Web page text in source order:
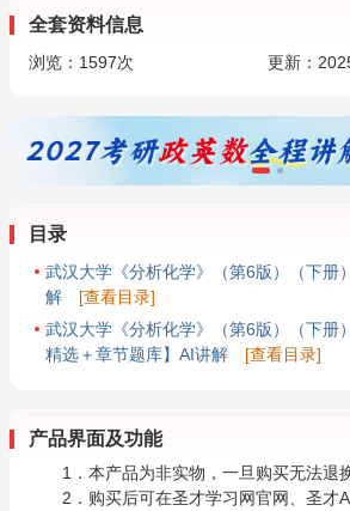
全套资料信息
浏览： 1597次 更新：
目录
武汉大学《分析化学》（第6版）（下册
解
[查看目录]
武汉大学《分析化学》（第6版）（下册
精选＋章节题库】AI讲解
[查看目录]
产品界面及功能
1．本产品为非实物，一旦购买无法退
2．购买后可在圣才学习网官网、圣才